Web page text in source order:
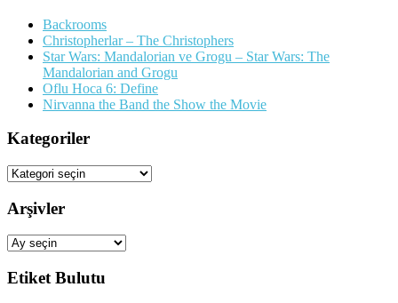
Backrooms
Christopherlar – The Christophers
Star Wars: Mandalorian ve Grogu – Star Wars: The
Mandalorian and Grogu
Oflu Hoca 6: Define
Nirvanna the Band the Show the Movie
Kategoriler
Kategoriler
Arşivler
Arşivler
Etiket Bulutu